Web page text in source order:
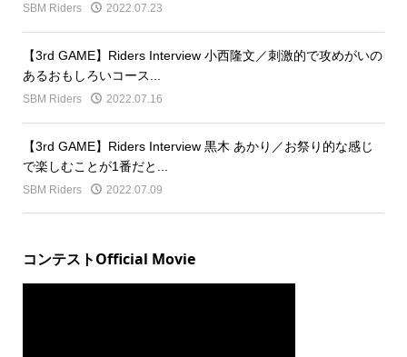
SBM Riders 2022.07.23
【3rd GAME】Riders Interview 小西隆文／刺激的で攻めがいの
あるおもしろいコース...
SBM Riders 2022.07.16
【3rd GAME】Riders Interview 黒木 あかり／お祭り的な感じ
で楽しむことが1番だと...
SBM Riders 2022.07.09
コンテストOfficial Movie